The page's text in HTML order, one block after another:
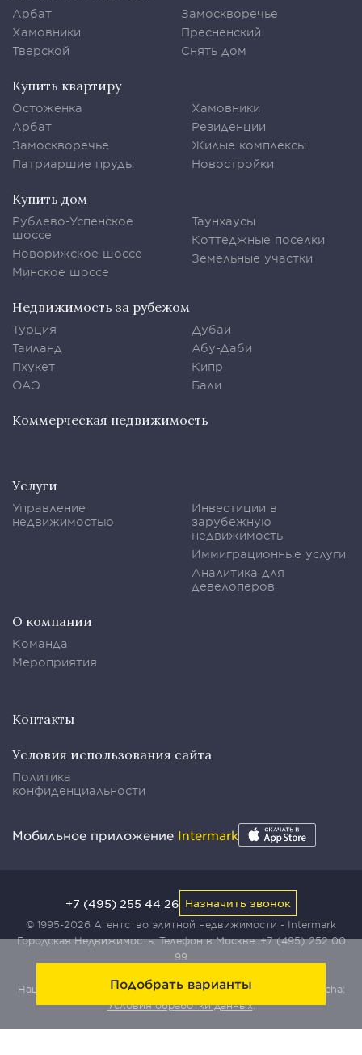
Подобрать варианты
Арбат
Хамовники
Тверской
Замоскворечье
Пресненский
Снять дом
Купить квартиру
Остоженка
Арбат
Замоскворечье
Патриаршие пруды
Хамовники
Резиденции
Жилые комплексы
Новостройки
Купить дом
Рублево-Успенское
шоссе
Новорижское шоссе
Минское шоссе
Таунхаусы
Коттеджные поселки
Земельные участки
Недвижимость за рубежом
Турция
Таиланд
Пхукет
ОАЭ
Дубаи
Абу-Даби
Кипр
Бали
Коммерческая недвижимость
Услуги
Управление
недвижимостью
Инвестиции в
зарубежную
недвижимость
Иммиграционные услуги
Аналитика для
девелоперов
О компании
Команда
Мероприятия
Контакты
Условия использования сайта
Политика
конфиденциальности
Мобильное приложение Intermark
© 1995-2026 Агентство элитной недвижимости - Intermark
Городская Недвижимость. Телефон в Москве:+7 (495) 252 00
99
Наш сайт защищен с помощью сервиса Yandex SmartCaptcha:
Условия обработки данных.
+7 (495) 255 44 26 Назначить звонок